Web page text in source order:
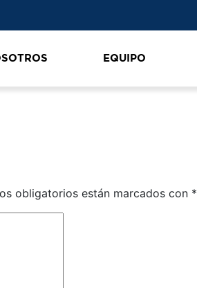
EQUIPO
obligatorios están marcados con *